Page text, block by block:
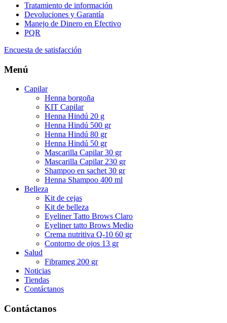
Tratamiento de información
Devoluciones y Garantía
Manejo de Dinero en Efectivo
PQR
Encuesta de satisfacción
Menú
Capilar
Henna borgoña
KIT Capilar
Henna Hindú 20 g
Henna Hindú 500 gr
Henna Hindú 80 gr
Henna Hindú 50 gr
Mascarilla Capilar 30 gr
Mascarilla Capilar 230 gr
Shampoo en sachet 30 gr
Henna Shampoo 400 ml
Belleza
Kit de cejas
Kit de belleza
Eyeliner Tatto Brows Claro
Eyeliner tatto Brows Medio
Crema nutritiva Q-10 60 gr
Contorno de ojos 13 gr
Salud
Fibrameg 200 gr
Noticias
Tiendas
Contáctanos
Contáctanos